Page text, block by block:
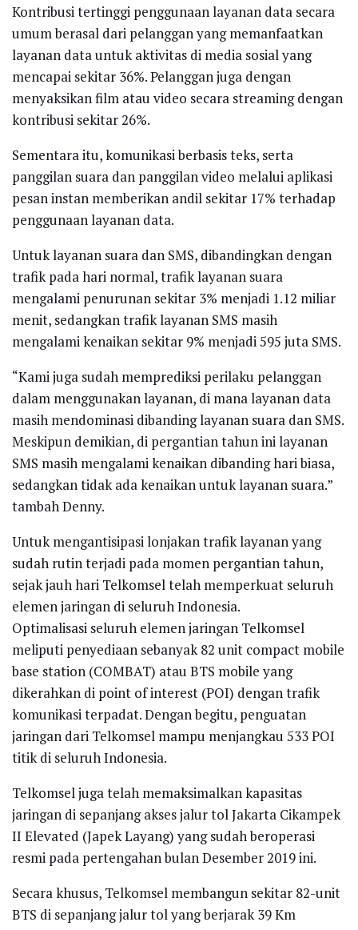
Kontribusi tertinggi penggunaan layanan data secara
umum berasal dari pelanggan yang memanfaatkan
layanan data untuk aktivitas di media sosial yang
mencapai sekitar 36%. Pelanggan juga dengan
menyaksikan film atau video secara streaming dengan
kontribusi sekitar 26%.
Sementara itu, komunikasi berbasis teks, serta
panggilan suara dan panggilan video melalui aplikasi
pesan instan memberikan andil sekitar 17% terhadap
penggunaan layanan data.
Untuk layanan suara dan SMS, dibandingkan dengan
trafik pada hari normal, trafik layanan suara
mengalami penurunan sekitar 3% menjadi 1.12 miliar
menit, sedangkan trafik layanan SMS masih
mengalami kenaikan sekitar 9% menjadi 595 juta SMS.
“Kami juga sudah memprediksi perilaku pelanggan
dalam menggunakan layanan, di mana layanan data
masih mendominasi dibanding layanan suara dan SMS.
Meskipun demikian, di pergantian tahun ini layanan
SMS masih mengalami kenaikan dibanding hari biasa,
sedangkan tidak ada kenaikan untuk layanan suara.”
tambah Denny.
Untuk mengantisipasi lonjakan trafik layanan yang
sudah rutin terjadi pada momen pergantian tahun,
sejak jauh hari Telkomsel telah memperkuat seluruh
elemen jaringan di seluruh Indonesia.
Optimalisasi seluruh elemen jaringan Telkomsel
meliputi penyediaan sebanyak 82 unit compact mobile
base station (COMBAT) atau BTS mobile yang
dikerahkan di point of interest (POI) dengan trafik
komunikasi terpadat. Dengan begitu, penguatan
jaringan dari Telkomsel mampu menjangkau 533 POI
titik di seluruh Indonesia.
Telkomsel juga telah memaksimalkan kapasitas
jaringan di sepanjang akses jalur tol Jakarta Cikampek
II Elevated (Japek Layang) yang sudah beroperasi
resmi pada pertengahan bulan Desember 2019 ini.
Secara khusus, Telkomsel membangun sekitar 82-unit
BTS di sepanjang jalur tol yang berjarak 39 Km